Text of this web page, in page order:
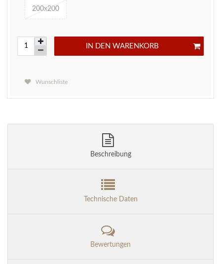
200x200
IN DEN WARENKORB
Wunschliste
Beschreibung
Technische Daten
Bewertungen